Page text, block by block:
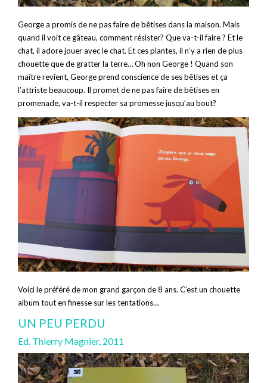
George a promis de ne pas faire de bêtises dans la maison. Mais
quand il voit ce gâteau, comment résister? Que va-t-il faire ? Et le
chat, il adore jouer avec le chat. Et ces plantes, il n’y a rien de plus
chouette que de gratter la terre… Oh non George ! Quand son
maître revient, George prend conscience de ses bêtises et ça
l’attriste beaucoup. Il promet de ne pas faire de bêtises en
promenade, va-t-il respecter sa promesse jusqu’au bout?
Voici le préféré de mon grand garçon de 8 ans. C’est un chouette
album tout en finesse sur les tentations…
UN PEU PERDU
Ed. Thierry Magnier, 2011